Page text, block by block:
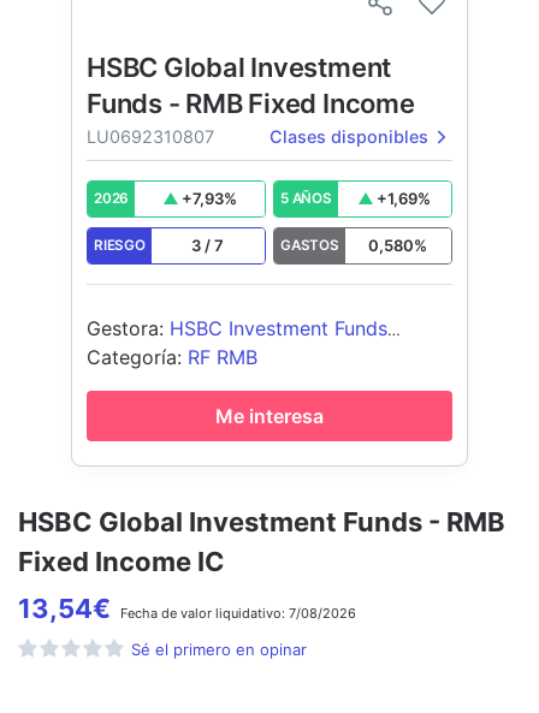
HSBC Global Investment Funds - RMB
Fixed Income IC
13,54€ Fecha de valor liquidativo: 7/08/2026
Sé el primero en opinar
HSBC Global Investment
Funds - RMB Fixed Income
LU0692310807 Clases disponibles
2026 +7,93% 5 AÑOS +1,69%
RIESGO 3 /7 GASTOS 0,580%
Gestora: HSBC Investment Funds
(Luxembourg) S.A.
Categoría: RF RMB
Me interesa